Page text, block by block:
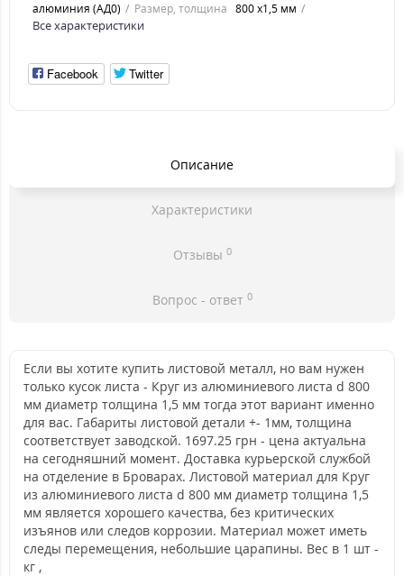
алюминия (АД0)
Размер, толщина 800 х1,5 мм
Все характеристики
Facebook Twitter
Описание
Характеристики
Отзывы 0
Вопрос - ответ 0
Если вы хотите купить листовой металл, но вам нужен
только кусок листа - Круг из алюминиевого листа d 800
мм диаметр толщина 1,5 мм тогда этот вариант именно
для вас. Габариты листовой детали +- 1мм, толщина
соответствует заводской. 1697.25 грн - цена актуальна
на сегодняшний момент. Доставка курьерской службой
на отделение в Броварах. Листовой материал для Круг
из алюминиевого листа d 800 мм диаметр толщина 1,5
мм является хорошего качества, без критических
изъянов или следов коррозии. Материал может иметь
следы перемещения, небольшие царапины. Вес в 1 шт -
кг ,